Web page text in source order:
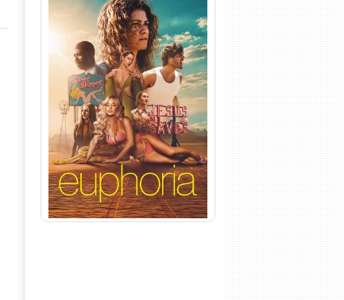
Euphoria 3ª Temporada
Torrent (2026) WEB-DL 1080p
Dual Áudio